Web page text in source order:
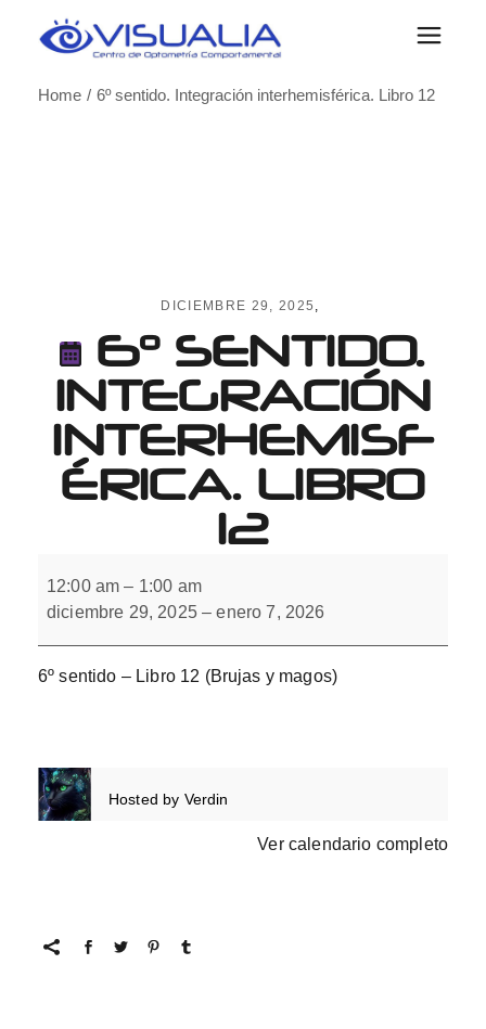
Home
6º sentido. Integración interhemisférica. Libro 12
DICIEMBRE 29, 2025
6º SENTIDO.
INTEGRACIÓN
INTERHEMISF
ÉRICA. LIBRO
12
sentido.
Integración
interhemisférica.
12
12:00 am – 1:00 am
diciembre 29, 2025 –enero 7, 2026
6º sentido – Libro 12 (Brujas y magos)
Hosted by Verdin
Ver calendario completo